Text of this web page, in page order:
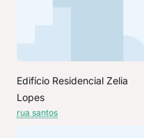
Edifício Residencial Zelia
Lopes
rua santos